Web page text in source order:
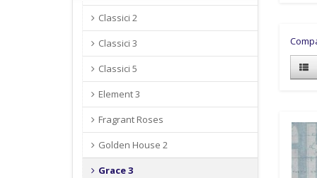
Classici 2
Classici 3
Classici 5
Element 3
Fragrant Roses
Golden House 2
Grace 3